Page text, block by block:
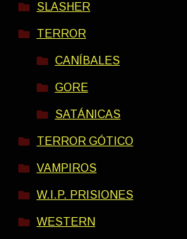
SLASHER
TERROR
CANÍBALES
GORE
SATÁNICAS
TERROR GÓTICO
VAMPIROS
W.I.P. PRISIONES
WESTERN